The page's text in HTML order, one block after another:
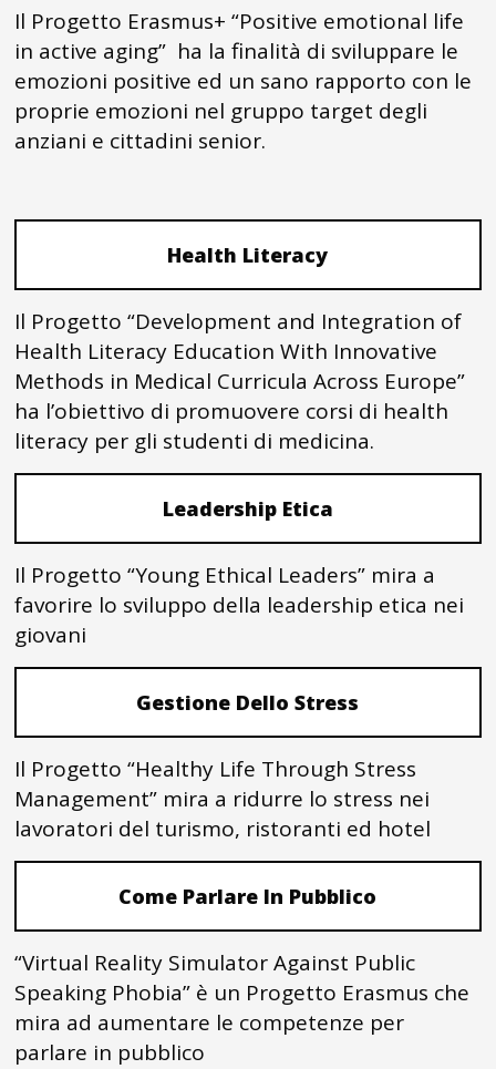
Il Progetto Erasmus+ “Positive emotional life
in active aging” ha la finalità di sviluppare le
emozioni positive ed un sano rapporto con le
proprie emozioni nel gruppo target degli
anziani e cittadini senior.
Health Literacy
Il Progetto “Development and Integration of
Health Literacy Education With Innovative
Methods in Medical Curricula Across Europe”
ha l’obiettivo di promuovere corsi di health
literacy per gli studenti di medicina.
Leadership Etica
Il Progetto “Young Ethical Leaders” mira a
favorire lo sviluppo della leadership etica nei
giovani
Gestione Dello Stress
Il Progetto “Healthy Life Through Stress
Management” mira a ridurre lo stress nei
lavoratori del turismo, ristoranti ed hotel
Come Parlare In Pubblico
“Virtual Reality Simulator Against Public
Speaking Phobia” è un Progetto Erasmus che
mira ad aumentare le competenze per
parlare in pubblico